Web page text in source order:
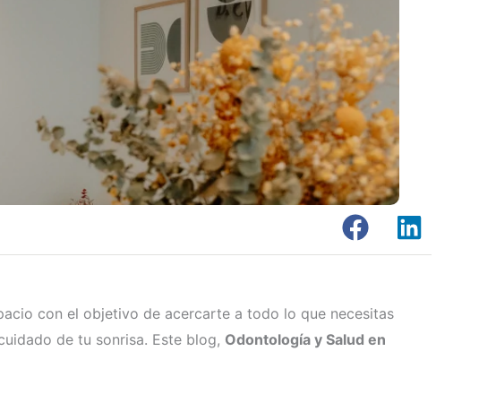
con el objetivo de acercarte a todo lo que necesitas
de tu sonrisa. Este blog, Odontología y Salud en